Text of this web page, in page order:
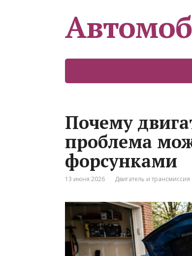
Почему
проблема
форсунками
13 июня 2026 Двигатель и трансмиссия